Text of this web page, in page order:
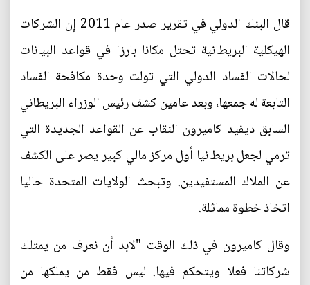
قال البنك الدولي في تقرير صدر عام 2011 إن الشركات
الهيكلية البريطانية تحتل مكانا بارزا في قواعد البيانات
لحالات الفساد الدولي التي تولت وحدة مكافحة الفساد
التابعة له جمعها، وبعد عامين كشف رئيس الوزراء البريطاني
السابق ديفيد كاميرون النقاب عن القواعد الجديدة التي
ترمي لجعل بريطانيا أول مركز مالي كبير يصر على الكشف
عن الملاك المستفيدين. وتبحث الولايات المتحدة حاليا
اتخاذ خطوة مماثلة.
وقال كاميرون في ذلك الوقت "لابد أن نعرف من يمتلك
شركاتنا فعلا ويتحكم فيها. ليس فقط من يملكها من